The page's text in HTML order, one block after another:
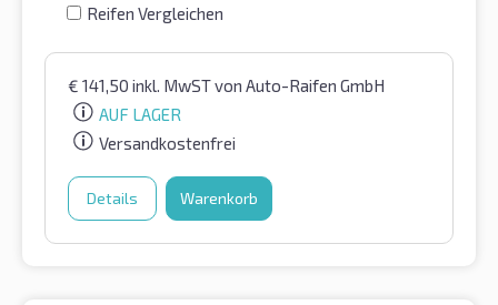
Reifen Vergleichen
€ 141,50 inkl. MwSTvon Auto-Raifen GmbH
AUF LAGER
Versandkostenfrei
Details Warenkorb